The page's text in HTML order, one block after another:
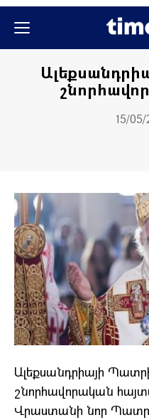
15/
Ալեքսանդրիայի
շնորհավորական
Վրաստանի նոր